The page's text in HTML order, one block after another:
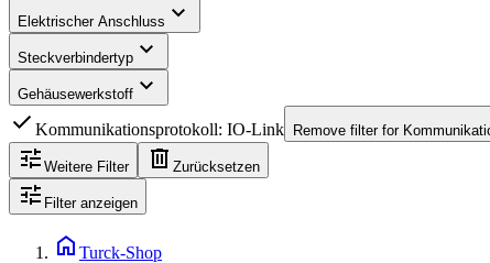
Elektrischer Anschluss expand_more
Steckverbindertyp expand_more
Gehäusewerkstoff expand_more
check Kommunikationsprotokoll: IO-Link Remove filter for
tune Weitere Filter delete Zurücksetzen
tune Filter anzeigen
home Turck-Shop